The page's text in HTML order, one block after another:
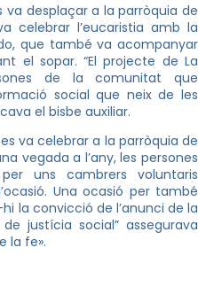
desplaçar a la parròquia de
celebrar l’eucaristia amb la
que també va acompanyar
el sopar. “El projecte de La
de la comunitat que
social que neix de les
el bisbe auxiliar.
va celebrar a la parròquia de
vegada a l’any, les persones
uns cambrers voluntaris
Una ocasió per també
la convicció de l’anunci de la
justícia social” assegurava
la fe».